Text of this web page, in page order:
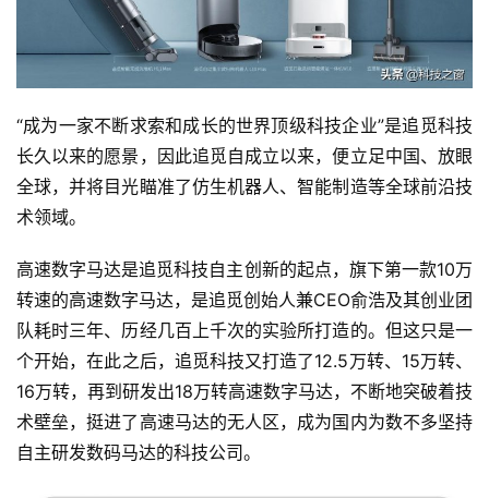
“成为一家不断求索和成长的世界顶级科技企业”是追觅科技
长久以来的愿景，因此追觅自成立以来，便立足中国、放眼
全球，并将目光瞄准了仿生机器人、智能制造等全球前沿技
术领域。
高速数字马达是追觅科技自主创新的起点，旗下第一款10万
转速的高速数字马达，是追觅创始人兼CEO俞浩及其创业团
队耗时三年、历经几百上千次的实验所打造的。但这只是一
个开始，在此之后，追觅科技又打造了12.5万转、15万转、
16万转，再到研发出18万转高速数字马达，不断地突破着技
术壁垒，挺进了高速马达的无人区，成为国内为数不多坚持
自主研发数码马达的科技公司。